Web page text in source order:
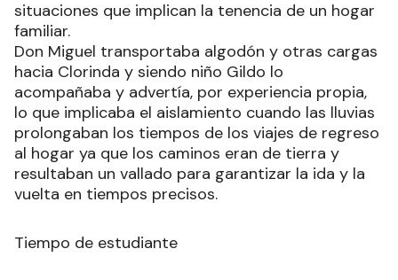
situaciones que implican la tenencia de un hogar
familiar.
Don Miguel transportaba algodón y otras cargas
hacia Clorinda y siendo niño Gildo lo
acompañaba y advertía, por experiencia propia,
lo que implicaba el aislamiento cuando las lluvias
prolongaban los tiempos de los viajes de regreso
al hogar ya que los caminos eran de tierra y
resultaban un vallado para garantizar la ida y la
vuelta en tiempos precisos.
Tiempo de estudiante